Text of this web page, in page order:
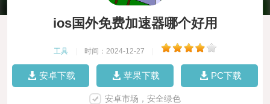
ios国外免费加速器哪个好用
工具 时间：2024-12-27
安卓下载 苹果下载 PC下载
安卓市场，安全绿色